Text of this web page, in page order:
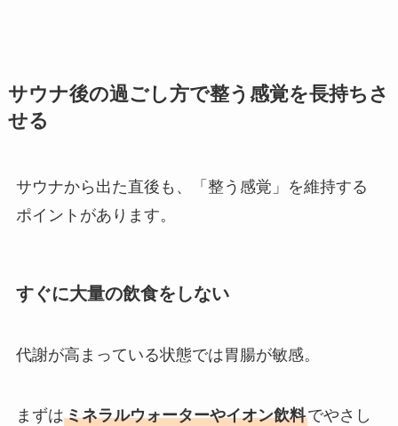
サウナ後の過ごし方で整う感覚を長持ちさ
せる
サウナから出た直後も、「整う感覚」を維持する
ポイントがあります。
すぐに大量の飲食をしない
代謝が高まっている状態では胃腸が敏感。
まずはミネラルウォーターやイオン飲料でやさし